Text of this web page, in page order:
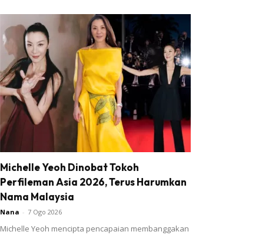
Michelle Yeoh Dinobat Tokoh
Perfileman Asia 2026, Terus Harumkan
Nama Malaysia
Nana - 7 Ogo 2026
Michelle Yeoh mencipta pencapaian membanggakan